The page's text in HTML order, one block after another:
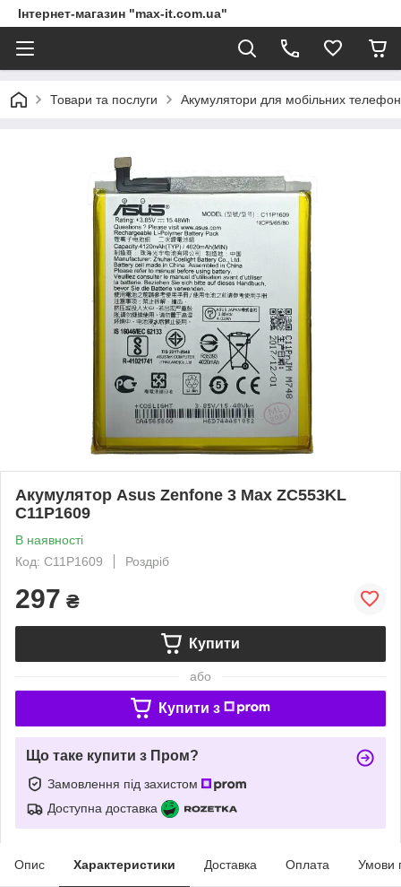
Інтернет-магазин "max-it.com.ua"
Товари та послуги Акумулятори для мобільних
Акумулятор Asus Zenfone 3 Max ZC553KL
C11P1609
В наявності
Код: C11P1609
Роздріб
297 ₴
Купити
або
Купити з
Що таке купити з Пром?
Замовлення під захистом
Доступна доставка
Опис Характеристики Доставка Оплата Умови